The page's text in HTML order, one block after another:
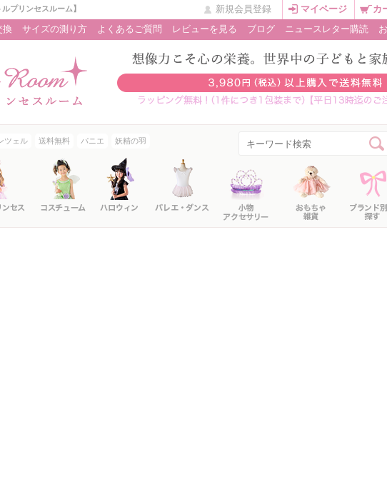
プリンセスルーム】 新規会員登録 マイページ
カ
換 サイズの測り方 よくあるご質問 レビューを見る ブログ ニュースレター購読
ツェル 送料無料 パニエ 妖精の羽